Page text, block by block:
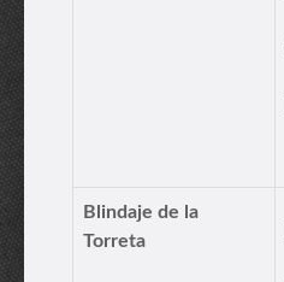
Blindaje de la
Torreta